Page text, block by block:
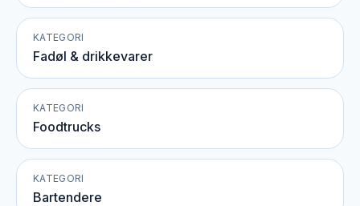
KATEGORI
Fadøl & drikkevarer
KATEGORI
Foodtrucks
KATEGORI
Bartendere